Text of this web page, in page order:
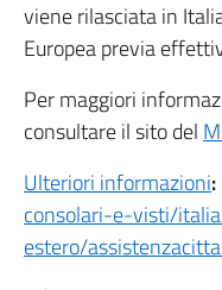
viene rilasciata in
Europea previa
Per maggiori
consultare il sito del
Ulteriori informazioni:
consolari-e-visti/
estero/